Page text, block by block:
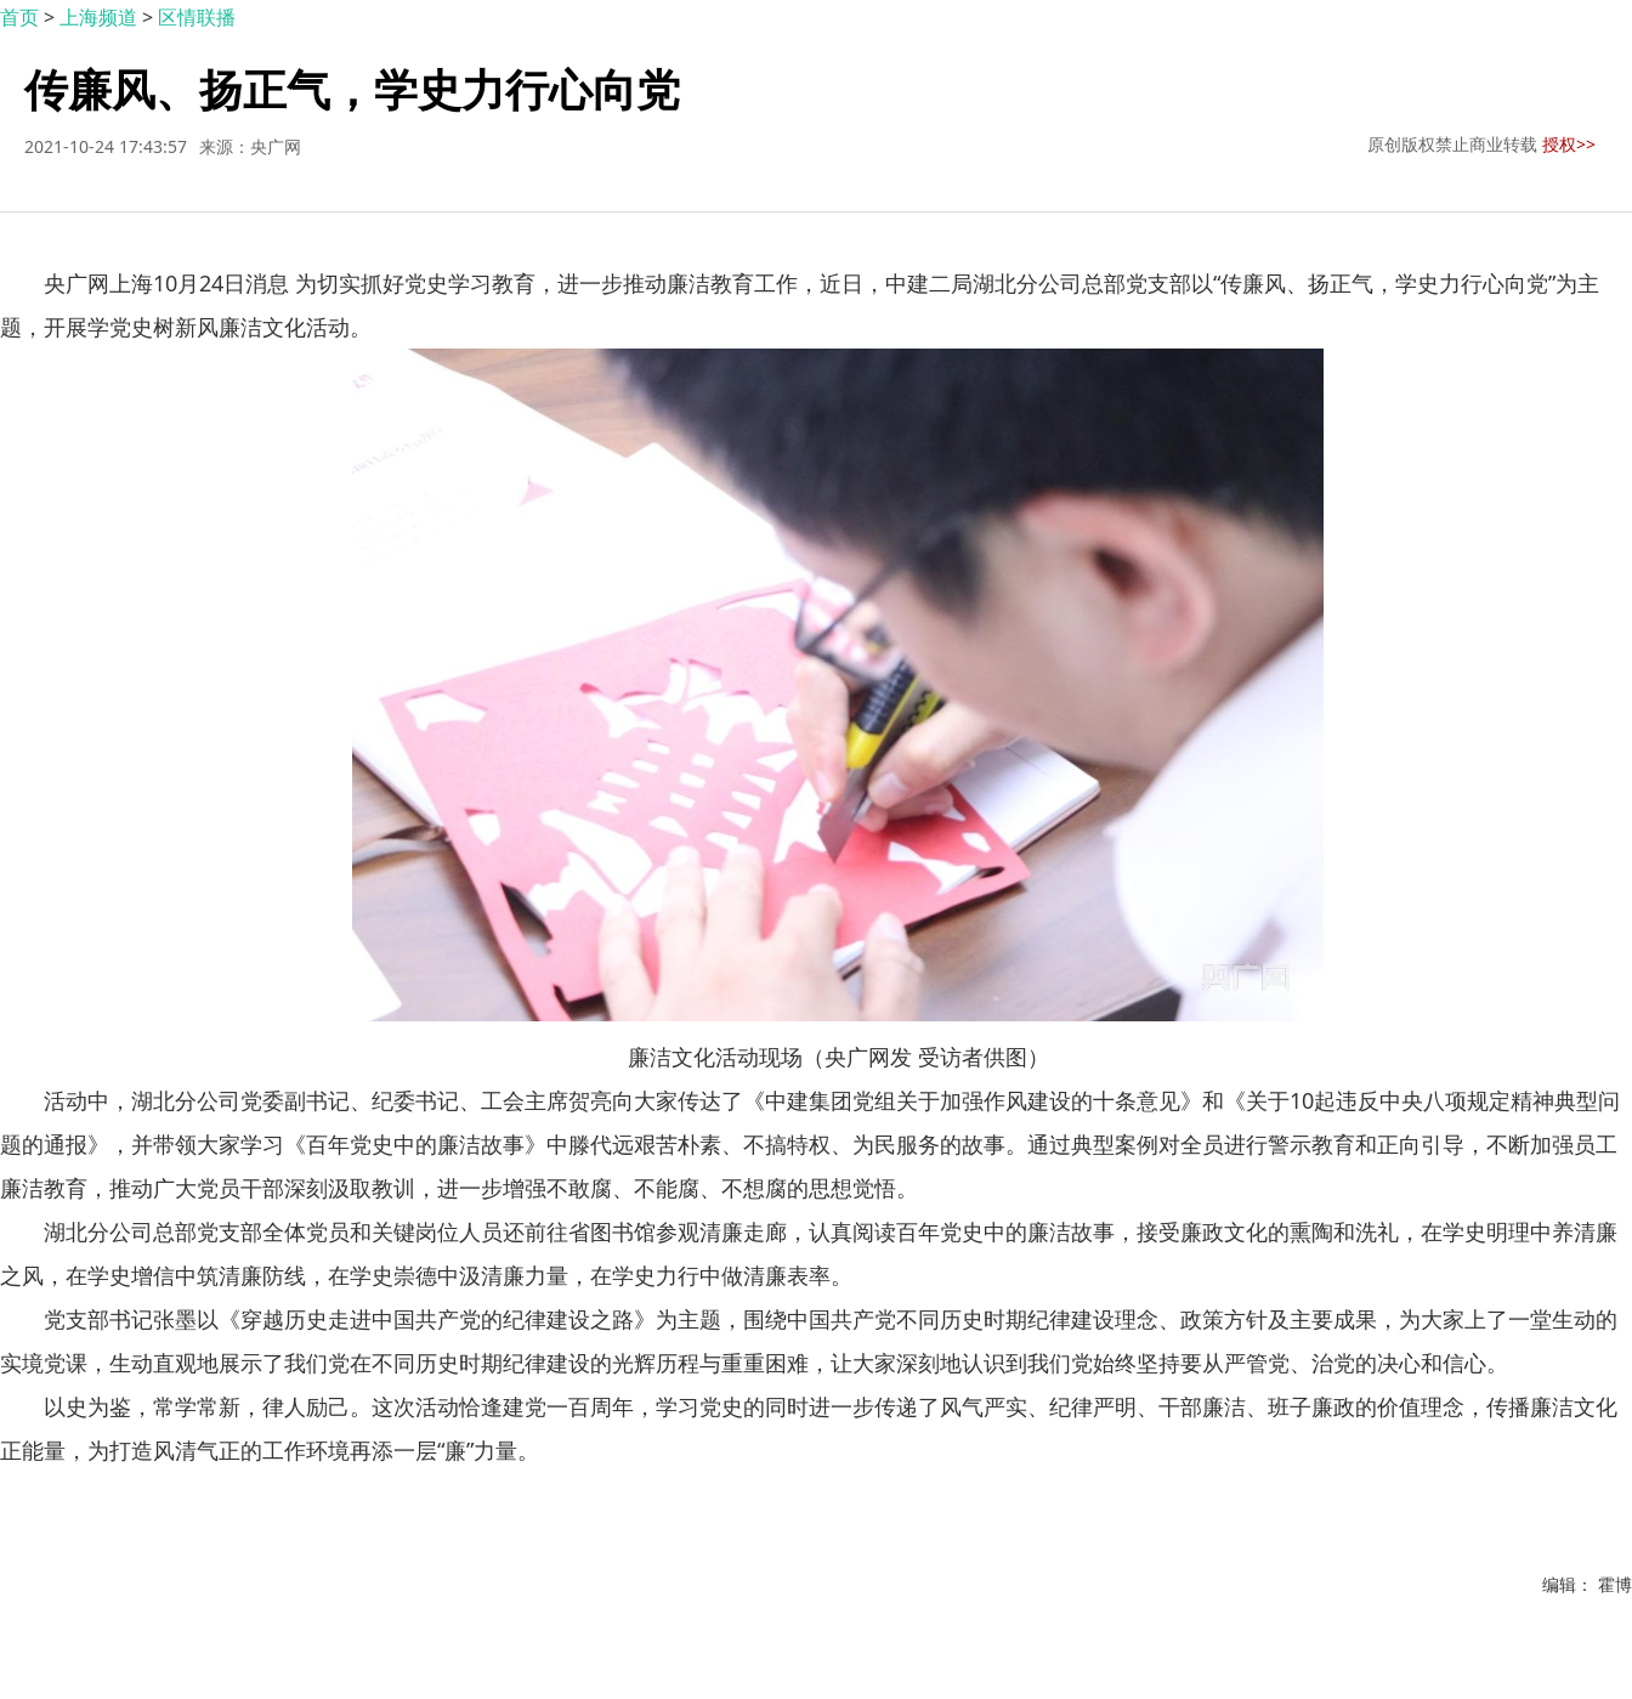
首页>上海频道 > 区情联播
传廉风、扬正气，学史力行心向党
2021-10-24 17:43:57 来源：央广网 原创版权禁止商业转载 授权>>
央广网上海10月24日消息 为切实抓好党史学习教育，进一步推动廉洁教育工作，近日，中建二局湖北分公司总部党支部以“传廉风、扬正气，学史力行心向党”为主
题，开展学党史树新风廉洁文化活动。
廉洁文化活动现场（央广网发 受访者供图）
活动中，湖北分公司党委副书记、纪委书记、工会主席贺亮向大家传达了《中建集团党组关于加强作风建设的十条意见》和《关于10起违反中央八项规定精神典型问
题的通报》，并带领大家学习《百年党史中的廉洁故事》中滕代远艰苦朴素、不搞特权、为民服务的故事。通过典型案例对全员进行警示教育和正向引导，不断加强员工
廉洁教育，推动广大党员干部深刻汲取教训，进一步增强不敢腐、不能腐、不想腐的思想觉悟。
湖北分公司总部党支部全体党员和关键岗位人员还前往省图书馆参观清廉走廊，认真阅读百年党史中的廉洁故事，接受廉政文化的熏陶和洗礼，在学史明理中养清廉
之风，在学史增信中筑清廉防线，在学史崇德中汲清廉力量，在学史力行中做清廉表率。
党支部书记张墨以《穿越历史走进中国共产党的纪律建设之路》为主题，围绕中国共产党不同历史时期纪律建设理念、政策方针及主要成果，为大家上了一堂生动的
实境党课，生动直观地展示了我们党在不同历史时期纪律建设的光辉历程与重重困难，让大家深刻地认识到我们党始终坚持要从严管党、治党的决心和信心。
以史为鉴，常学常新，律人励己。这次活动恰逢建党一百周年，学习党史的同时进一步传递了风气严实、纪律严明、干部廉洁、班子廉政的价值理念，传播廉洁文化
正能量，为打造风清气正的工作环境再添一层“廉”力量。
编辑： 霍博